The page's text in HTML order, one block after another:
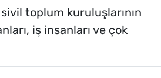
toplum kuruluşlarının
iş insanları ve çok